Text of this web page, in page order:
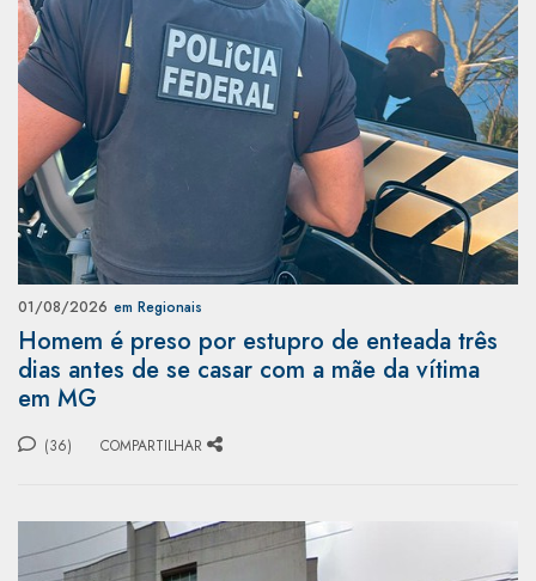
01/08/2026 em Regionais
Homem é preso por estupro de enteada três
dias antes de se casar com a mãe da vítima
em MG
(36) COMPARTILHAR